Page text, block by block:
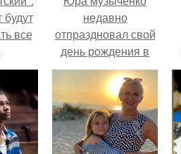
будут
все
недавно
отпраздновал свой
день рождения в
кругу самых
близких и родных
людей.